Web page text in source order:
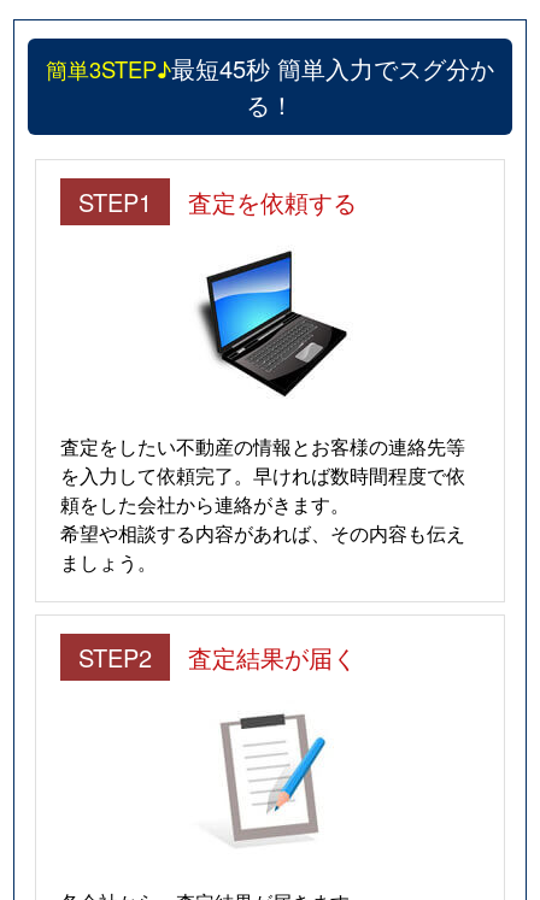
簡単3STEP♪最短45秒 簡単入力でスグ分か
る！
STEP1 査定を依頼する
査定をしたい不動産の情報とお客様の連絡先等
を入力して依頼完了。早ければ数時間程度で依
頼をした会社から連絡がきます。
希望や相談する内容があれば、その内容も伝え
ましょう。
STEP2 査定結果が届く